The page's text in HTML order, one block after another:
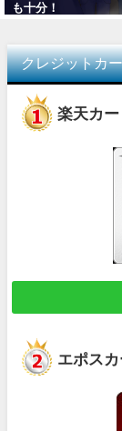
も十分！
クレジットカ
楽天カー
エポスカ